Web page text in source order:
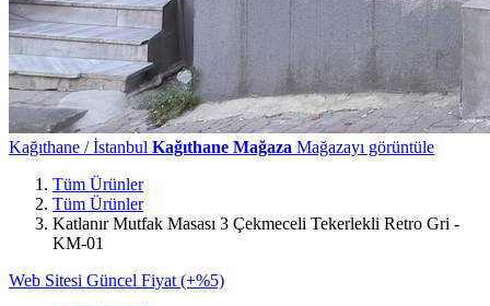
Kağıthane / İstanbul Kağıthane Mağaza Mağazayı görüntüle
Tüm Ürünler
Tüm Ürünler
Katlanır Mutfak Masası 3 Çekmeceli Tekerlekli Retro Gri -
KM-01
Web Sitesi Güncel Fiyat (+%5)